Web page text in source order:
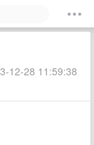
12-28 11:59:38